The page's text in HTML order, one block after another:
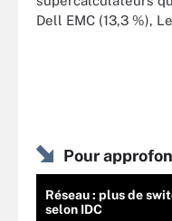
Dell EMC (13,3 %),
Pour
Réseau : plus de
selon IDC